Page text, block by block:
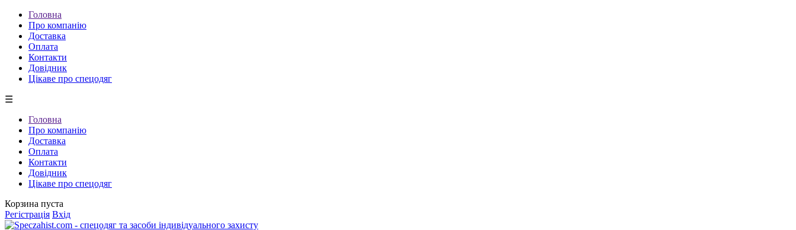
Головна
Про компанію
Доставка
Оплата
Контакти
Довідник
Цікаве про спецодяг
☰
Головна
Про компанію
Доставка
Оплата
Контакти
Довідник
Цікаве про спецодяг
Корзина пуста
Регістрація Вхід